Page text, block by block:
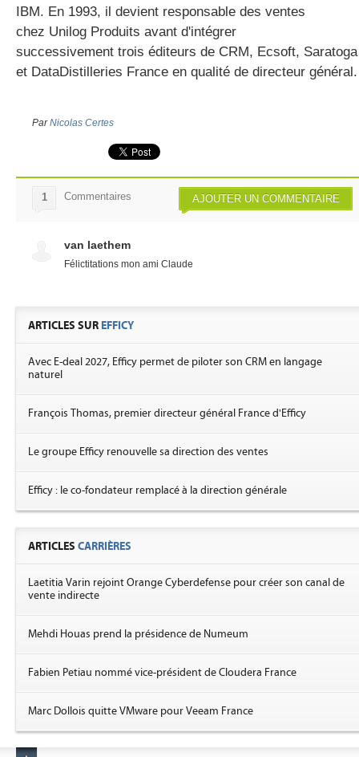
IBM. En 1993, il devient responsable des ventes
chez Unilog Produits avant d'intégrer
successivement trois éditeurs de CRM, Ecsoft, Saratoga
et DataDistilleries France en qualité de directeur général.
ParNicolas Certes
AJOUTER UN COMMENTAIRE
1 Commentaires
van laethem
Félictitations mon ami Claude
ARTICLES SUR EFFICY
Avec E-deal 2027, Efficy permet de piloter son CRM en langage
naturel
François Thomas, premier directeur général France d'Efficy
Le groupe Efficy renouvelle sa direction des ventes
Efficy : le co-fondateur remplacé à la direction générale
ARTICLES CARRIÈRES
Laetitia Varin rejoint Orange Cyberdefense pour créer son canal de
vente indirecte
Mehdi Houas prend la présidence de Numeum
Fabien Petiau nommé vice-président de Cloudera France
Marc Dollois quitte VMware pour Veeam France